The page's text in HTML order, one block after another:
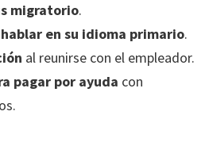
migratorio.
hablar en su idioma primario.
al reunirse con el empleador.
pagar por ayuda con